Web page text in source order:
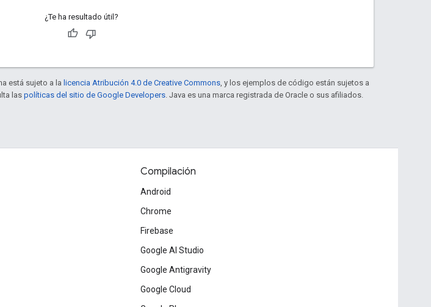
¿Te ha resultado útil?
está sujeto a la licencia Atribución 4.0 de Creative Commons , y los ejemplos de código están sujetos a
laspolíticas del sitio de Google Developers . Java es una marca registrada de Oracle o sus afiliados.
Compilación
Android
Chrome
Firebase
Google AI Studio
Google Antigravity
Google Cloud